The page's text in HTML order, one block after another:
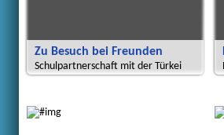
Zu Besuch bei Freunden
Schulpartnerschaft mit der Türkei